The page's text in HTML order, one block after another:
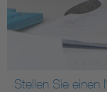
Stellen Sie einen